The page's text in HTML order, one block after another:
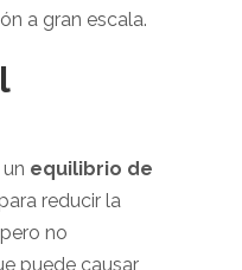
a gran escala.
equilibrio de
reducir la
no
puede causar